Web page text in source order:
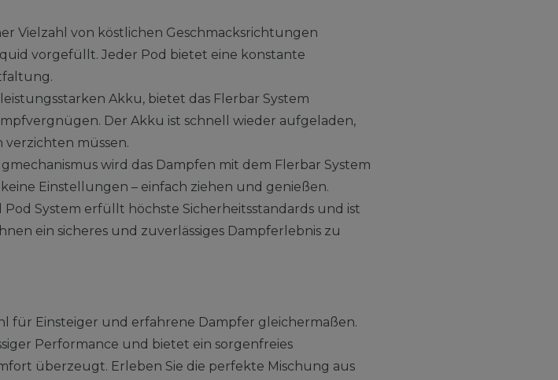
Vielzahl von köstlichen Geschmacksrichtungen
vorgefüllt. Jeder Pod bietet eine konstante
Akku, bietet das Flerbar System
Der Akku ist schnell wieder aufgeladen,
verzichten müssen.
wird das Dampfen mit dem Flerbar System
Einstellungen – einfach ziehen und genießen.
Pod System erfüllt höchste Sicherheitsstandards und ist
ein sicheres und zuverlässiges Dampferlebnis zu
für Einsteiger und erfahrene Dampfer gleichermaßen.
Performance und bietet ein sorgenfreies
überzeugt. Erleben Sie die perfekte Mischung aus